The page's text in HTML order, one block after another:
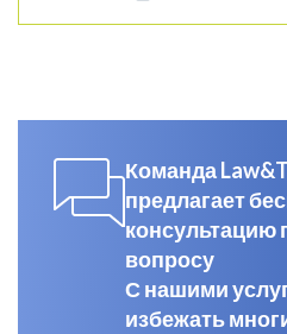
Команда
предлагает
консультацию
вопросу
С нашими
избежать